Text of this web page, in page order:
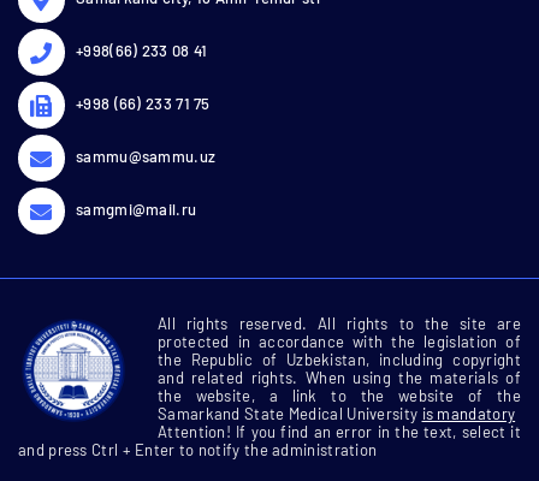
+998(66) 233 08 41
+998 (66) 233 71 75
sammu@sammu.uz
samgmi@mail.ru
All rights reserved. All rights to the site are
protected in accordance with the legislation of
the Republic of Uzbekistan, including copyright
and related rights. When using the materials of
the website, a link to the website of the
Samarkand State Medical University is mandatory
Attention! If you find an error in the text, select it
and press Ctrl + Enter to notify the administration